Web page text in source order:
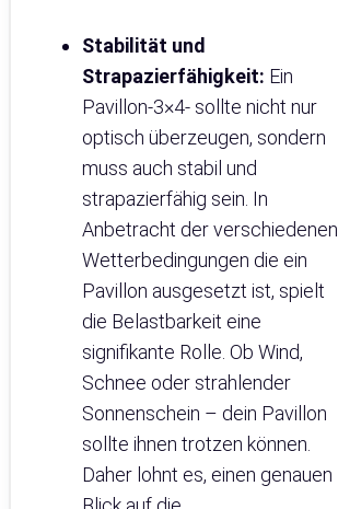
Stabilität und
Strapazierfähigkeit: Ein
Pavillon-3×4- sollte nicht nur
optisch überzeugen, sondern
muss auch stabil und
strapazierfähig sein. In
Anbetracht der verschiedenen
Wetterbedingungen die ein
Pavillon ausgesetzt ist, spielt
die Belastbarkeit eine
signifikante Rolle. Ob Wind,
Schnee oder strahlender
Sonnenschein – dein Pavillon
sollte ihnen trotzen können.
Daher lohnt es, einen genauen